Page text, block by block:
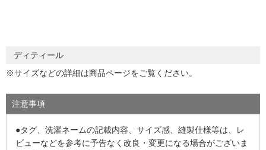
ディティール
※サイズなどの詳細は商品ページをご覧ください。
注意事項
●タグ、洗濯ネームの記載内容、サイズ感、縫製仕様等は、レ
ビューなどを参考に予告なく改良・変更になる場合がございま